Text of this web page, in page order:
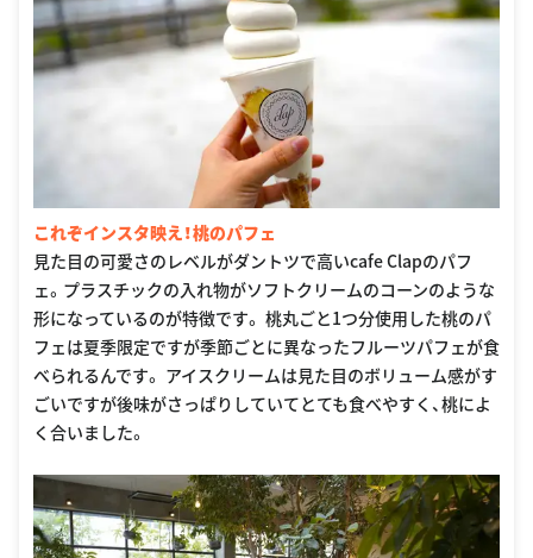
これぞインスタ映え！桃のパフェ
見た目の可愛さのレベルがダントツで高いcafe Clapのパフ
ェ。プラスチックの入れ物がソフトクリームのコーンのような
形になっているのが特徴です。 桃丸ごと1つ分使用した桃のパ
フェは夏季限定ですが季節ごとに異なったフルーツパフェが食
べられるんです。 アイスクリームは見た目のボリューム感がす
ごいですが後味がさっぱりしていてとても食べやすく、桃によ
く合いました。